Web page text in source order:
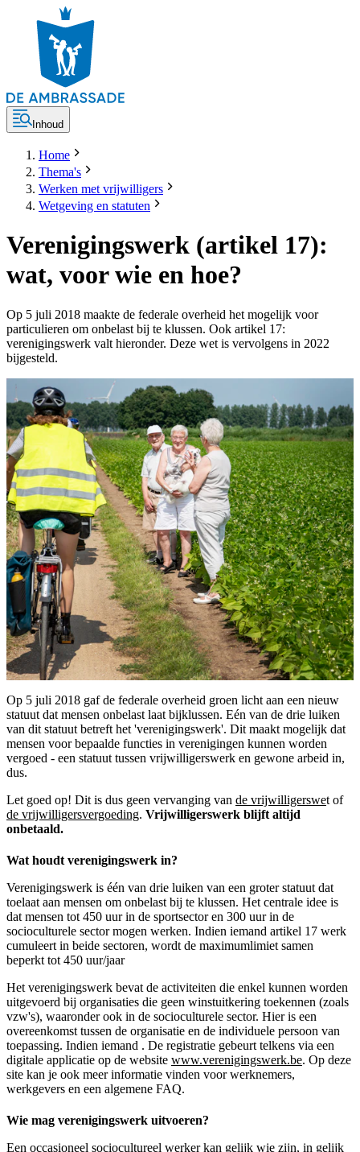
Inhoud
Home
Thema's
Werken met vrijwilligers
Wetgeving en statuten
Verenigingswerk (artikel 17):
wat, voor wie en hoe?
Op 5 juli 2018 maakte de federale overheid het mogelijk voor
particulieren om onbelast bij te klussen. Ook artikel 17:
verenigingswerk valt hieronder. Deze wet is vervolgens in 2022
bijgesteld.
Op 5 juli 2018 gaf de federale overheid groen licht aan een nieuw
statuut dat mensen onbelast laat bijklussen. Eén van de drie luiken
van dit statuut betreft het 'verenigingswerk'. Dit maakt mogelijk dat
mensen voor bepaalde functies in verenigingen kunnen worden
vergoed - een statuut tussen vrijwilligerswerk en gewone arbeid in,
dus.
Let goed op! Dit is dus geen vervanging van de vrijwilligerswet of
de vrijwilligersvergoeding. Vrijwilligerswerk blijft altijd
onbetaald.
Wat houdt verenigingswerk in?
Verenigingswerk is één van drie luiken van een groter statuut dat
toelaat aan mensen om onbelast bij te klussen. Het centrale idee is
dat mensen tot 450 uur in de sportsector en 300 uur in de
socioculturele sector mogen werken. Indien iemand artikel 17 werk
cumuleert in beide sectoren, wordt de maximumlimiet samen
beperkt tot 450 uur/jaar
Het verenigingswerk bevat de activiteiten die enkel kunnen worden
uitgevoerd bij organisaties die geen winstuitkering toekennen (zoals
vzw's), waaronder ook in de socioculturele sector. Hier is een
overeenkomst tussen de organisatie en de individuele persoon van
toepassing. Indien iemand . De registratie gebeurt telkens via een
digitale applicatie op de website www.verenigingswerk.be. Op deze
site kan je ook meer informatie vinden voor werknemers,
werkgevers en een algemene FAQ.
Wie mag verenigingswerk uitvoeren?
Een occasioneel sociocultureel werker kan gelijk wie zijn, in gelijk